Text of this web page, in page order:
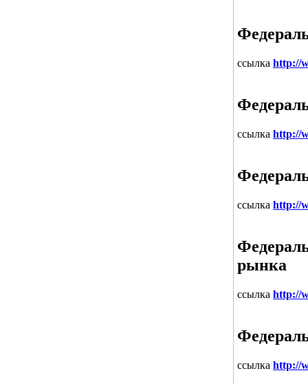
ссылка http://
ссылка http://
ссылка http://
рынка
ссылка http://
ссылка http://